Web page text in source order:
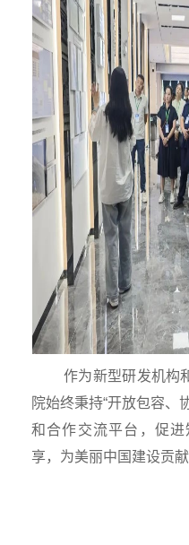
作为新型研发机构
院始终秉持“开放包容、
和合作交流平台，促
享，为美丽中国建设贡献